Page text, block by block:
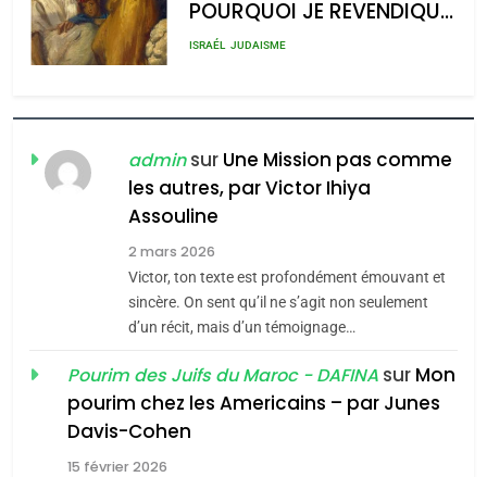
admin 0
POURQUOI JE REVENDIQUE
MA JUDAÏTE par Thérèse
ISRAÉL JUDAISME
CE QUI NOUS MANQUE –
Jacques Hadida
JUDAISME
Maroc : Les amandes de
Tafraout, le miel de Tadla
Azilal consacrés produits
du terroir
DAFINA MAROC
Oeil ravageur – Vanessa
De Loya Stauber
adminsur Une Mission pas comme
les autres, par Victor Ihiya
Assouline
2 mars 2026
Victor, ton texte est profondément émouvant et
sincère. On sent qu’il ne s’agit non seulement
d’un récit, mais d’un témoignage…
Pourim des Juifs du Maroc - DAFINA sur Mon
pourim chez les Americains – par Junes
Davis-Cohen
15 février 2026